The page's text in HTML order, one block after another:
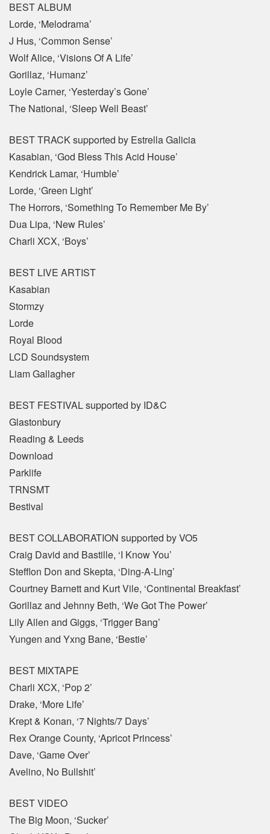
BEST ALBUM
Lorde, ‘Melodrama’
J Hus, ‘Common Sense’
Wolf Alice, ‘Visions Of A Life’
Gorillaz, ‘Humanz’
Loyle Carner, ‘Yesterday’s Gone’
The National, ‘Sleep Well Beast’
BEST TRACK supported by Estrella Galicia
Kasabian, ‘God Bless This Acid House’
Kendrick Lamar, ‘Humble’
Lorde, ‘Green Light’
The Horrors, ‘Something To Remember Me By’
Dua Lipa, ‘New Rules’
Charli XCX, ‘Boys’
BEST LIVE ARTIST
Kasabian
Stormzy
Lorde
Royal Blood
LCD Soundsystem
Liam Gallagher
BEST FESTIVAL supported by ID&C
Glastonbury
Reading & Leeds
Download
Parklife
TRNSMT
Bestival
BEST COLLABORATION supported by VO5
Craig David and Bastille, ‘I Know You’
Stefflon Don and Skepta, ‘Ding-A-Ling’
Courtney Barnett and Kurt Vile, ‘Continental Breakfast’
Gorillaz and Jehnny Beth, ‘We Got The Power’
Lily Allen and Giggs, ‘Trigger Bang’
Yungen and Yxng Bane, ‘Bestie’
BEST MIXTAPE
Charli XCX, ‘Pop 2’
Drake, ‘More Life’
Krept & Konan, ‘7 Nights/7 Days’
Rex Orange County, ‘Apricot Princess’
Dave, ‘Game Over’
Avelino, No Bullshit’
BEST VIDEO
The Big Moon, ‘Sucker’